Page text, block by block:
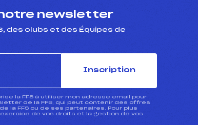
newsletter
des clubs et des Équipes de
Inscription
la FFS à utiliser mon adresse email pour
de la FFS, qui peut contenir des offres
la FFS ou de ses partenaires. Pour plus
de vos droits et la gestion de vos